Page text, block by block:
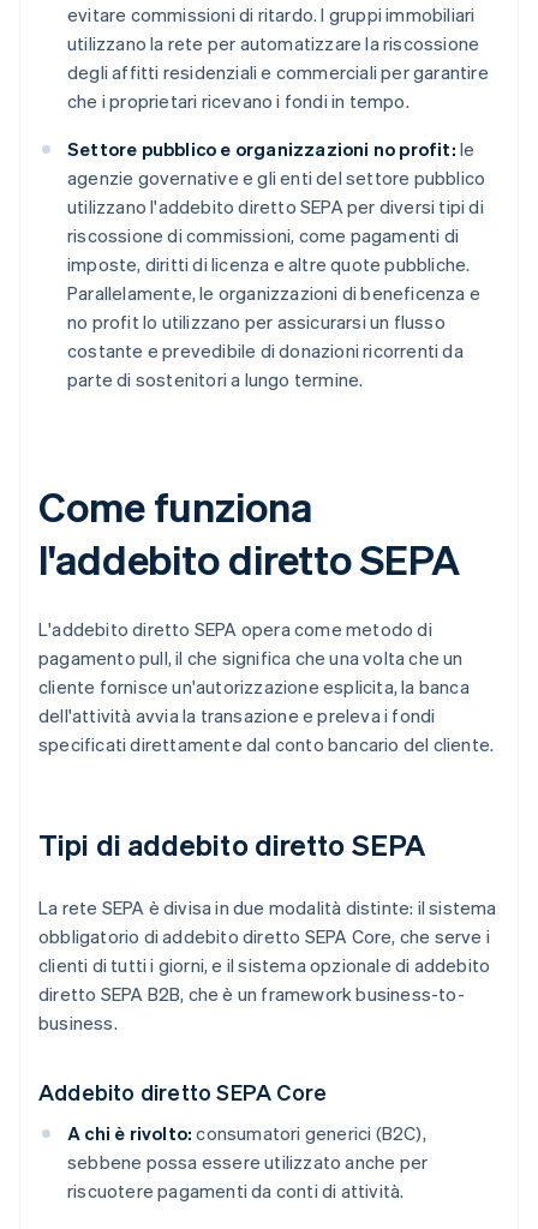
evitare commissioni di ritardo. I gruppi immobiliari
utilizzano la rete per automatizzare la riscossione
degli affitti residenziali e commerciali per garantire
che i proprietari ricevano i fondi in tempo.
Settore pubblico e organizzazioni no profit: le
agenzie governative e gli enti del settore pubblico
utilizzano l'addebito diretto SEPA per diversi tipi di
riscossione di commissioni, come pagamenti di
imposte, diritti di licenza e altre quote pubbliche.
Parallelamente, le organizzazioni di beneficenza e
no profit lo utilizzano per assicurarsi un flusso
costante e prevedibile di donazioni ricorrenti da
parte di sostenitori a lungo termine.
Come funziona
l'addebito diretto SEPA
L'addebito diretto SEPA opera come metodo di
pagamento pull, il che significa che una volta che un
cliente fornisce un'autorizzazione esplicita, la banca
dell'attività avvia la transazione e preleva i fondi
specificati direttamente dal conto bancario del cliente.
Tipi di addebito diretto SEPA
La rete SEPA è divisa in due modalità distinte: il sistema
obbligatorio di addebito diretto SEPA Core, che serve i
clienti di tutti i giorni, e il sistema opzionale di addebito
diretto SEPA B2B, che è un framework business-to-
business.
Addebito diretto SEPA Core
A chi è rivolto: consumatori generici (B2C),
sebbene possa essere utilizzato anche per
riscuotere pagamenti da conti di attività.